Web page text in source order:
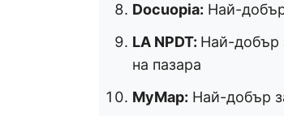
Docuopia: Най-
LA NPDT: Най-добър
на пазара
MyMap: Най-добър